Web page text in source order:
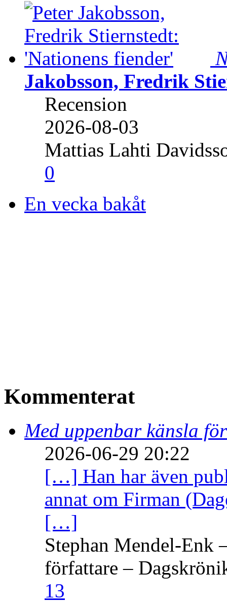
Jakobsson, Fredrik
Recension
2026-08-03
Mattias Lahti
0
En vecka bakåt
Kommenterat
Med uppenbar känsla
2026-06-29 20:22
[…] Han har även
annat om Firman
[…]
Stephan Mendel-Enk
författare –
13